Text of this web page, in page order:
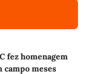
fez homenagem
campo meses